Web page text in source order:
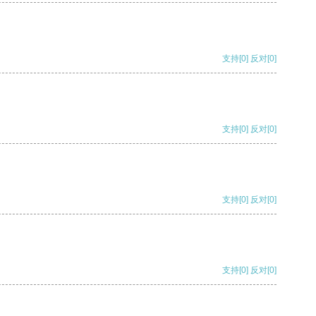
支持[0] 反对[0]
支持[0] 反对[0]
支持[0] 反对[0]
支持[0] 反对[0]